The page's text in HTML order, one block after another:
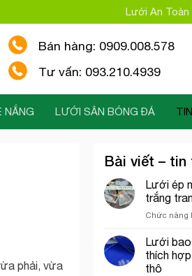
Lưới An Toàn
Bán hàng: 0909.008.578
Tư vấn: 093.210.4939
NẮNG LƯỚI SÂN BÓNG ĐÁ
phải, vừa
Bài viết – tin
Lưới ép
trắng
Chức năng
Lưới
thích
thô